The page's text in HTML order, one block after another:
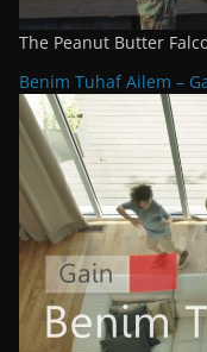
The Peanut Butter
Benim Tuhaf Ailem –